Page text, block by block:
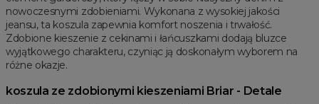
nowoczesnymi zdobieniami. Wykonana z wysokiej jakości
jeansu, ta koszula zapewnia komfort noszenia i trwałość.
Zdobione kieszenie z cekinami i łańcuszkami dodają bluzce
wyjątkowego charakteru, czyniąc ją doskonałym wyborem na
różne okazje.
koszula ze zdobionymi kieszeniami Briar - Detale